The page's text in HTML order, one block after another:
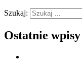
Szukaj:
Ostatnie wpisy